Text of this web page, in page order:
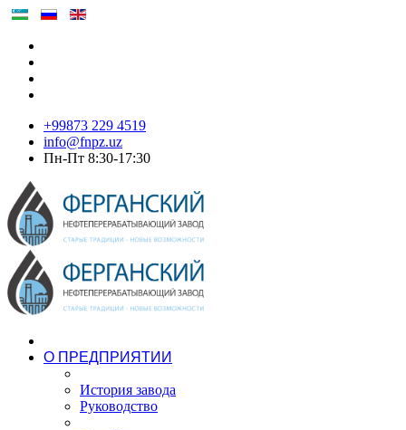
+99873 229 4519
info@fnpz.uz
Пн-Пт 8:30-17:30
О ПРЕДПРИЯТИИ
История завода
Руководство